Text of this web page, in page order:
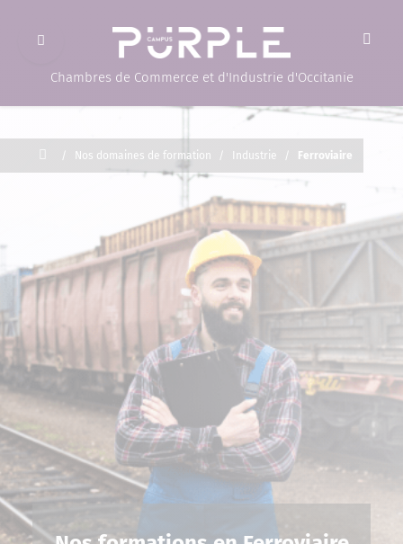
Ouvrir le menu
Chambres de Commerce et d'Industrie d'Occitanie
Accueil
/ Nos domaines de formation / Industrie / Ferroviaire